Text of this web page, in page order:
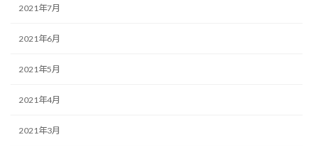
2021年7月
2021年6月
2021年5月
2021年4月
2021年3月